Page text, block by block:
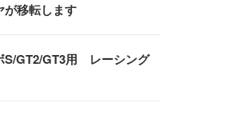
が移転します
GT2/GT3用 レーシング